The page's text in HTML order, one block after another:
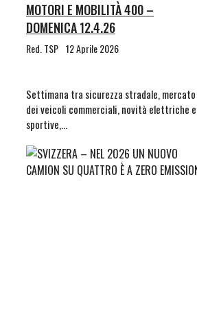
MOTORI E MOBILITÀ 400 –
DOMENICA 12.4.26
Red. TSP 12 Aprile 2026
Settimana tra sicurezza stradale, mercato
dei veicoli commerciali, novità elettriche e
sportive,…